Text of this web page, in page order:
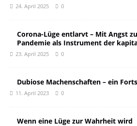
24. April 2025 0
Corona-Lüge entlarvt – Mit Angst
Pandemie als Instrument der
23. April 2025 0
Dubiose Machenschaften – ein
11. April 2023 0
Wenn eine Lüge zur Wahrheit wird